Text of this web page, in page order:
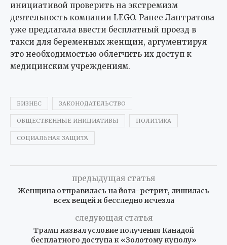
инициативой проверить на экстремизм
деятельность компании LEGO. Ранее Лантратова
уже предлагала ввести бесплатный проезд в
такси для беременных женщин, аргументируя
это необходимостью облегчить их доступ к
медицинским учреждениям.
БИЗНЕС ЗАКОНОДАТЕЛЬСТВО
ОБЩЕСТВЕННЫЕ ИНИЦИАТИВЫ ПОЛИТИКА
СОЦИАЛЬНАЯ ЗАЩИТА
предыдущая статья
Женщина отправилась на йога-ретрит, лишилась
всех вещей и бесследно исчезла
следующая статья
Трамп назвал условие получения Канадой
бесплатного доступа к «Золотому куполу»